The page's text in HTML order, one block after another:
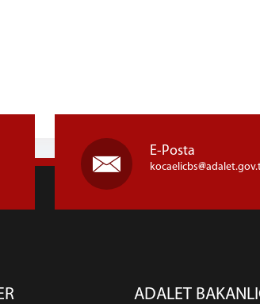
E-Posta
kocaelicbs
ADALET